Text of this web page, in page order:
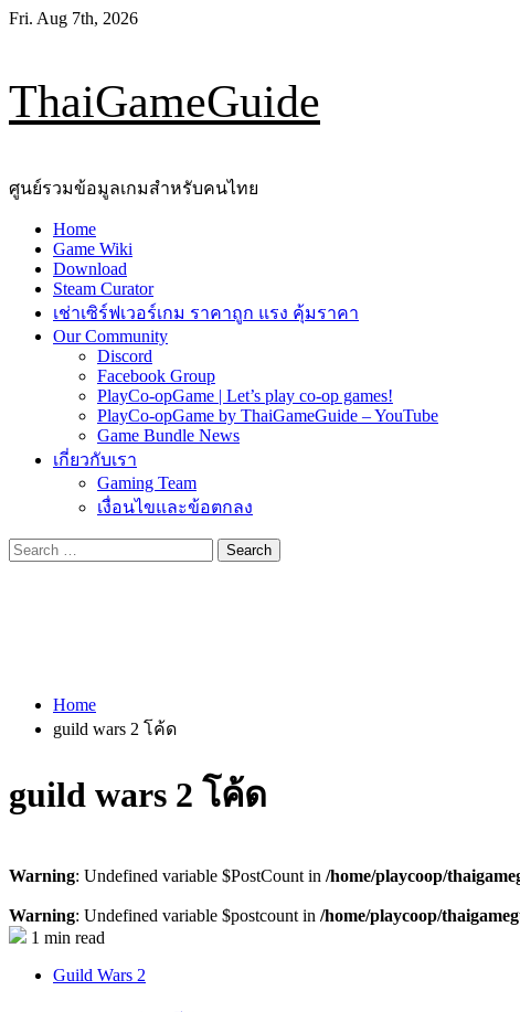
Skip
Fri. Aug 7th, 2026
ThaiGameGuide
ศูนย์รวมข้อมูลเกมสำหรับคนไทย
Primary
Menu
Home
Game Wiki
Download
Steam Curator
เช่าเซิร์ฟเวอร์เกม ราคาถูก แรง คุ้มราคา
Our Community
Discord
Facebook Group
PlayCo-opGame | Let’s play co-op games!
PlayCo-opGame by ThaiGameGuide – YouTube
Game Bundle News
เกี่ยวกับเรา
Gaming Team
เงื่อนไขและข้อตกลง
Search
for:
Home
guild wars 2 โค้ด
guild wars 2 โค้ด
Warning: Undefined variable $PostCount in /home/playcoop/
Warning: Undefined variable $postcount in /home/playcoop/
1 min read
Guild Wars 2